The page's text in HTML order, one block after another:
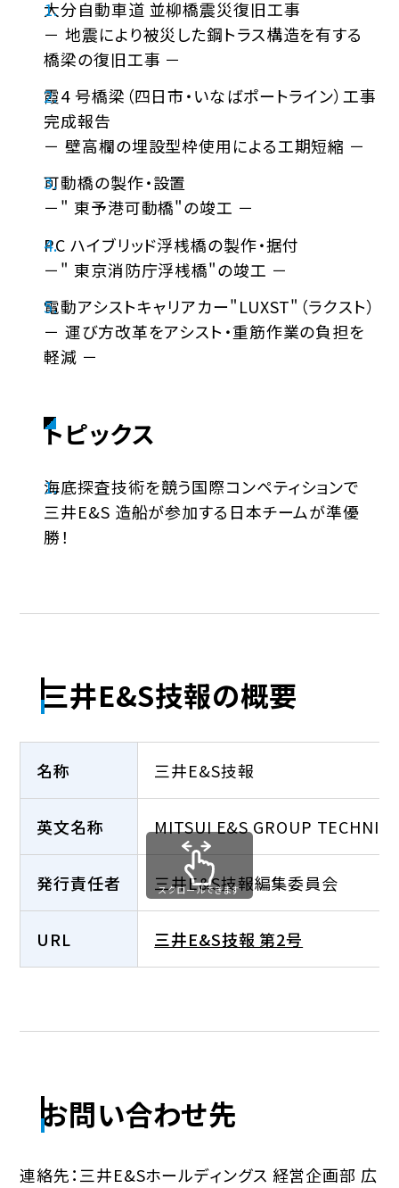
大分自動車道 並柳橋震災復旧工事
－ 地震により被災した鋼トラス構造を有する
橋梁の復旧工事 －
霞4 号橋梁（四日市・いなばポートライン）工事
完成報告
－ 壁高欄の埋設型枠使用による工期短縮 －
可動橋の製作・設置
－" 東予港可動橋"の竣工 －
PC ハイブリッド浮桟橋の製作・据付
－" 東京消防庁浮桟橋"の竣工 －
電動アシストキャリアカー"LUXST"（ラクスト）
－ 運び方改革をアシスト・重筋作業の負担を
軽減 －
トピックス
海底探査技術を競う国際コンペティションで
三井E&S 造船が参加する日本チームが準優
勝！
三井E&S技報の概要
名称 三井E&S技報
英文名称 MITSUI E&S GROUP
発行責任者 三井E&S技報編集委員会
URL 三井E&S技報 第2号
スクロールできます
お問い合わせ先
連絡先：三井E&Sホールディングス 経営企画部 広